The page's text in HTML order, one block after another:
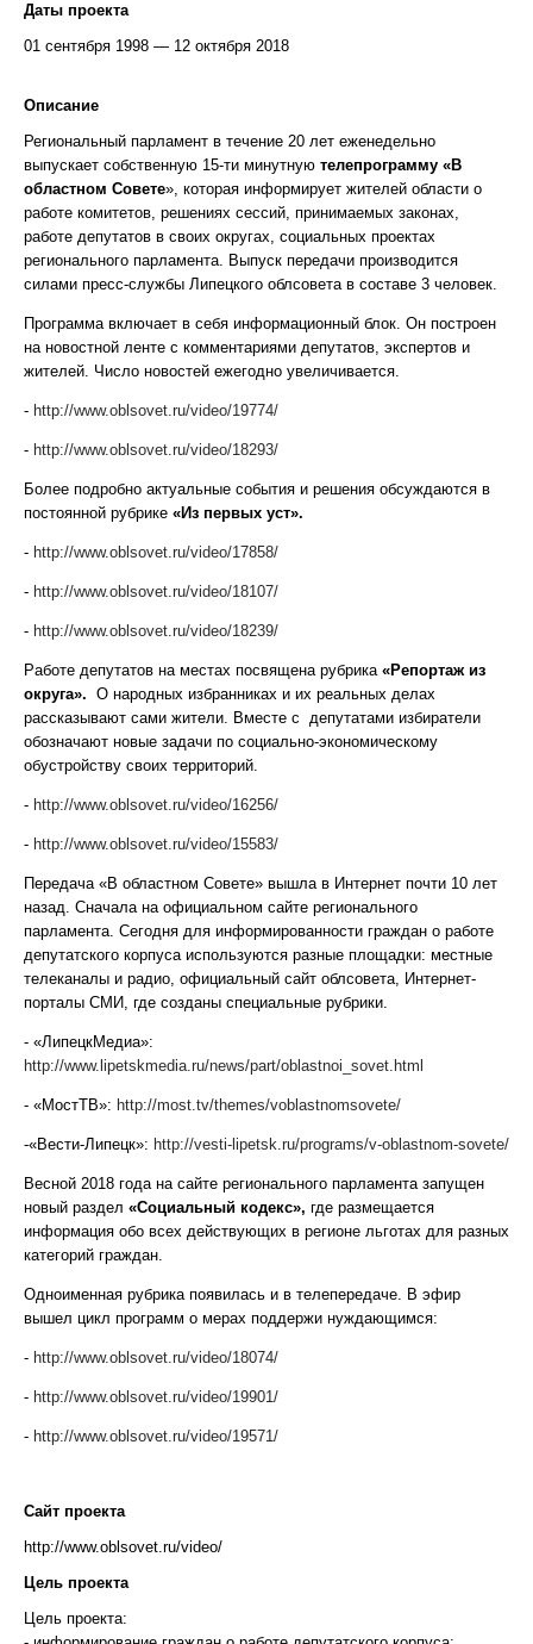
Даты проекта
01 сентября 1998 — 12 октября 2018
Описание
Региональный парламент в течение 20 лет еженедельно
выпускает собственную 15-ти минутную телепрограмму «В
областном Совете», которая информирует жителей области о
работе комитетов, решениях сессий, принимаемых законах,
работе депутатов в своих округах, социальных проектах
регионального парламента. Выпуск передачи производится
силами пресс-службы Липецкого облсовета в составе 3 человек.
Программа включает в себя информационный блок. Он построен
на новостной ленте с комментариями депутатов, экспертов и
жителей. Число новостей ежегодно увеличивается.
- http://www.oblsovet.ru/video/19774/
- http://www.oblsovet.ru/video/18293/
Более подробно актуальные события и решения обсуждаются в
постоянной рубрике «Из первых уст».
- http://www.oblsovet.ru/video/17858/
- http://www.oblsovet.ru/video/18107/
- http://www.oblsovet.ru/video/18239/
Работе депутатов на местах посвящена рубрика «Репортаж из
округа». О народных избранниках и их реальных делах
рассказывают сами жители. Вместе с депутатами избиратели
обозначают новые задачи по социально-экономическому
обустройству своих территорий.
- http://www.oblsovet.ru/video/16256/
- http://www.oblsovet.ru/video/15583/
Передача «В областном Совете» вышла в Интернет почти 10 лет
назад. Сначала на официальном сайте регионального
парламента. Сегодня для информированности граждан о работе
депутатского корпуса используются разные площадки: местные
телеканалы и радио, официальный сайт облсовета, Интернет-
порталы СМИ, где созданы специальные рубрики.
- «ЛипецкМедиа»:
http://www.lipetskmedia.ru/news/part/oblastnoi_sovet.html
- «МостТВ»: http://most.tv/themes/voblastnomsovete/
-«Вести-Липецк»: http://vesti-lipetsk.ru/programs/v-oblastnom-sovete/
Весной 2018 года на сайте регионального парламента запущен
новый раздел «Социальный кодекс», где размещается
информация обо всех действующих в регионе льготах для разных
категорий граждан.
Одноименная рубрика появилась и в телепередаче. В эфир
вышел цикл программ о мерах поддержи нуждающимся:
- http://www.oblsovet.ru/video/18074/
- http://www.oblsovet.ru/video/19901/
- http://www.oblsovet.ru/video/19571/
Сайт проекта
http://www.oblsovet.ru/video/
Цель проекта
Цель проекта: